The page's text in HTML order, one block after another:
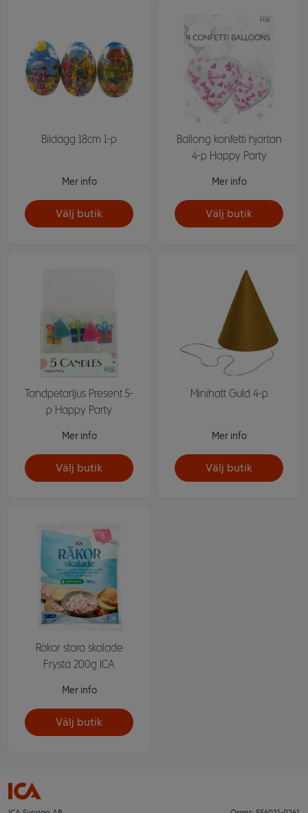
Bildägg 18cm 1-p
Mer info
Välj butik
Ballong konfetti hjärtan
4-p Happy Party
Mer info
Välj butik
Tandpetarljus Present 5-
p Happy Party
Mer info
Välj butik
Minihatt Guld 4-p
Mer info
Välj butik
Räkor stora skalade
Frysta 200g ICA
Mer info
Välj butik